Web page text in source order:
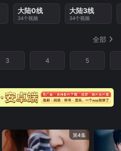
大陆0线
34个视频
大陆3线
34个视频
全部
3 4 5
第4集